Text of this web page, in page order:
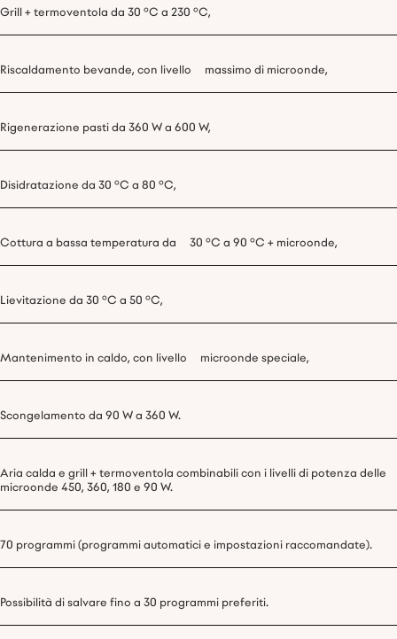
Grill + termoventola da 30 °C a 230 °C,
Riscaldamento bevande, con livello massimo di microonde,
Rigenerazione pasti da 360 W a 600 W,
Disidratazione da 30 °C a 80 °C,
Cottura a bassa temperatura da 30 °C a 90 °C + microonde,
Lievitazione da 30 °C a 50 °C,
Mantenimento in caldo, con livello microonde speciale,
Scongelamento da 90 W a 360 W.
Aria calda e grill + termoventola combinabili con i livelli di potenza delle
microonde 450, 360, 180 e 90 W.
70 programmi (programmi automatici e impostazioni raccomandate).
Possibilità di salvare fino a 30 programmi preferiti.